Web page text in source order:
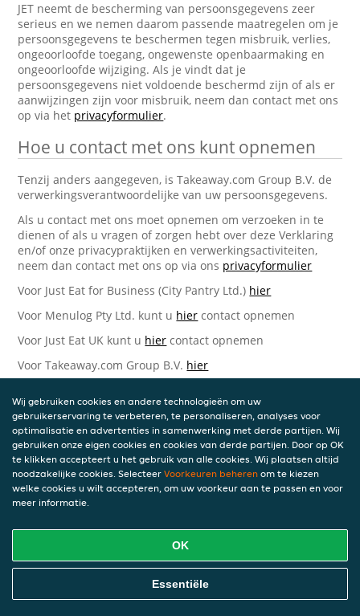
JET neemt de bescherming van persoonsgegevens zeer
serieus en we nemen daarom passende maatregelen om je
persoonsgegevens te beschermen tegen misbruik, verlies,
ongeoorloofde toegang, ongewenste openbaarmaking en
ongeoorloofde wijziging. Als je vindt dat je
persoonsgegevens niet voldoende beschermd zijn of als er
aanwijzingen zijn voor misbruik, neem dan contact met ons
op via het privacyformulier.
Hoe u contact met ons kunt opnemen
Tenzij anders aangegeven, is Takeaway.com Group B.V. de
verwerkingsverantwoordelijke van uw persoonsgegevens.
Als u contact met ons moet opnemen om verzoeken in te
dienen of als u vragen of zorgen hebt over deze Verklaring
en/of onze privacypraktijken en verwerkingsactiviteiten,
neem dan contact met ons op via ons privacyformulier
Voor Just Eat for Business (City Pantry Ltd.) hier
Voor Menulog Pty Ltd. kunt u hier contact opnemen
Voor Just Eat UK kunt u hier contact opnemen
Voor Takeaway.com Group B.V. hier
Takeaway.com Group B.V.
Piet Heinkade 61
1019 GM Amsterdam
Nederland
Bijgewerkte versies van deze
Wij kunnen deze Verklaring van tijd tot tijd bijwerken als
reactie op veranderende juridische, technische of zakelijke
ontwikkelingen. Wanneer wij onze Privacyverklaring
bijwerken, zullen wij passende maatregelen nemen om u
Wij gebruiken cookies en andere technologieën om uw
gebruikerservaring te verbeteren, te personaliseren, analyses voor
optimalisatie en advertenties in samenwerking met derde partijen. Wij
gebruiken onze eigen cookies en cookies van derde partijen. Door op OK
te klikken accepteert u het gebruik van alle cookies. Wij plaatsen altijd
noodzakelijke cookies. Selecteer Voorkeuren beheren om te kiezen
welke cookies u wilt accepteren, om uw voorkeur aan te passen en voor
meer informatie.
OK
Essentiële